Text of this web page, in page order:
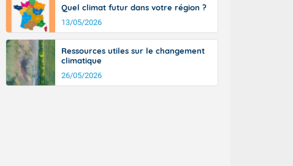
Quel climat futur dans votre région ?
13/05/2026
Ressources utiles sur le changement
climatique
26/05/2026